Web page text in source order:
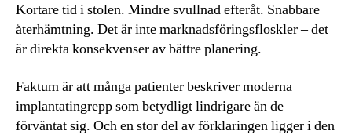
Kortare tid i stolen. Mindre svullnad efteråt. Snabbare
återhämtning. Det är inte marknadsföringsfloskler – det
är direkta konsekvenser av bättre planering.
Faktum är att många patienter beskriver moderna
implantatingrepp som betydligt lindrigare än de
förväntat sig. Och en stor del av förklaringen ligger i den